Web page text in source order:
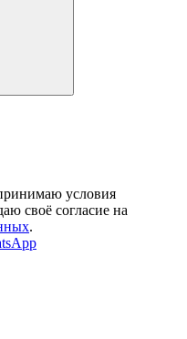
условия
своё согласие на
.